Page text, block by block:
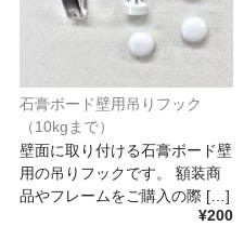
石膏ボード壁用吊りフック
（10kgまで）
壁面に取り付ける石膏ボード壁
用の吊りフックです。 額装商
品やフレームをご購入の際 […]
¥200